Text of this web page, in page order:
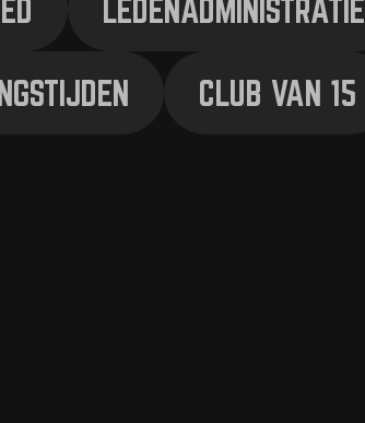
LEDENADMINISTRATIE
CLUB VAN 15